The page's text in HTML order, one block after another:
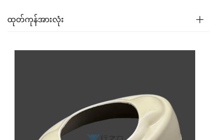
ထုတ်ကုန်အားလုံး